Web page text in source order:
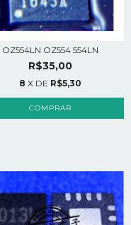
OZ554LN OZ554 554LN
R$35,00
8 X DE R$5,30